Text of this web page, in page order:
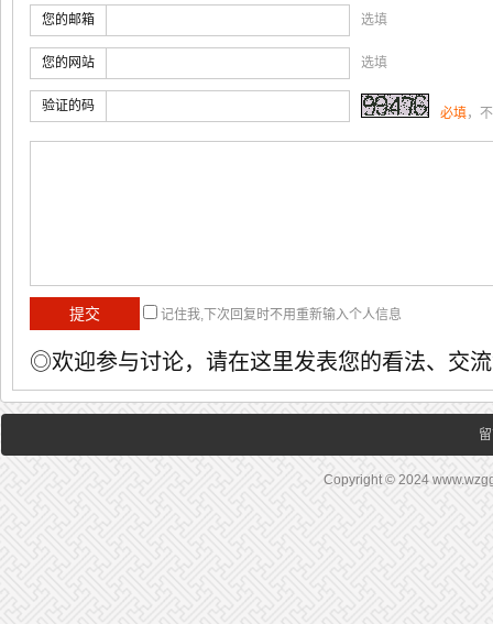
您的邮箱 选填
您的网站 选填
验证的码 必填，
记住我,下次回复时不用重新输入个人信息
◎欢迎参与讨论，请在这里发表您的看法、交
Copyright © 2024